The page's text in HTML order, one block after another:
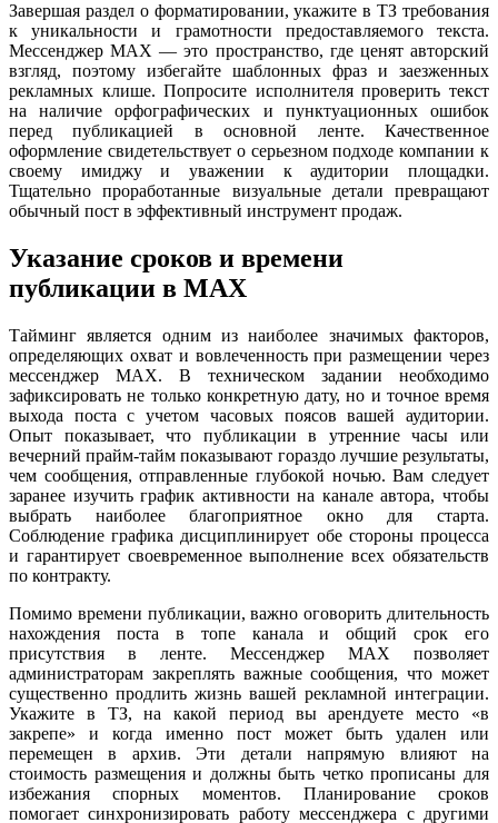
Завершая раздел о форматировании, укажите в ТЗ требования
к уникальности и грамотности предоставляемого текста.
Мессенджер MAX — это пространство, где ценят авторский
взгляд, поэтому избегайте шаблонных фраз и заезженных
рекламных клише. Попросите исполнителя проверить текст
на наличие орфографических и пунктуационных ошибок
перед публикацией в основной ленте. Качественное
оформление свидетельствует о серьезном подходе компании к
своему имиджу и уважении к аудитории площадки.
Тщательно проработанные визуальные детали превращают
обычный пост в эффективный инструмент продаж.
Указание сроков и времени
публикации в MAX
Тайминг является одним из наиболее значимых факторов,
определяющих охват и вовлеченность при размещении через
мессенджер MAX. В техническом задании необходимо
зафиксировать не только конкретную дату, но и точное время
выхода поста с учетом часовых поясов вашей аудитории.
Опыт показывает, что публикации в утренние часы или
вечерний прайм-тайм показывают гораздо лучшие результаты,
чем сообщения, отправленные глубокой ночью. Вам следует
заранее изучить график активности на канале автора, чтобы
выбрать наиболее благоприятное окно для старта.
Соблюдение графика дисциплинирует обе стороны процесса
и гарантирует своевременное выполнение всех обязательств
по контракту.
Помимо времени публикации, важно оговорить длительность
нахождения поста в топе канала и общий срок его
присутствия в ленте. Мессенджер MAX позволяет
администраторам закреплять важные сообщения, что может
существенно продлить жизнь вашей рекламной интеграции.
Укажите в ТЗ, на какой период вы арендуете место «в
закрепе» и когда именно пост может быть удален или
перемещен в архив. Эти детали напрямую влияют на
стоимость размещения и должны быть четко прописаны для
избежания спорных моментов. Планирование сроков
помогает синхронизировать работу мессенджера с другими